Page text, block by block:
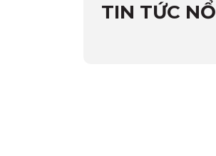
TIN TỨC